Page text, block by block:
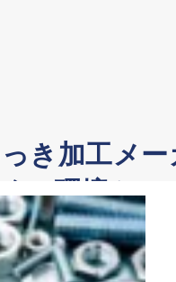
き加工メ
、環境とコ
供しており